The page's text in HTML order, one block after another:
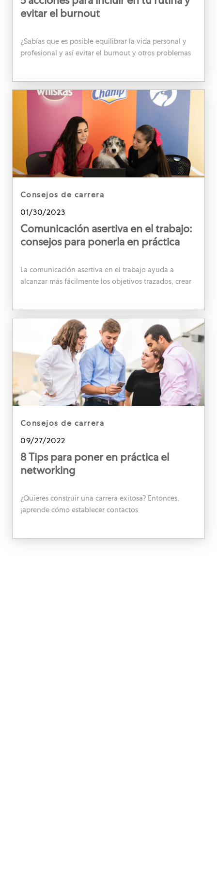
5 acciones para incluir en tu rutina y
evitar el burnout
¿Sabías que es posible equilibrar la vida personal y
profesional y así evitar el burnout y otros problemas
category
consejos de carrera
Posted date
01/30/2023
Comunicación asertiva en el trabajo:
consejos para ponerla en práctica
La comunicación asertiva en el trabajo ayuda a
alcanzar más fácilmente los objetivos trazados, crear
category
consejos de carrera
Posted date
09/27/2022
8 Tips para poner en práctica el
networking
¿Quieres construir una carrera exitosa? Entonces,
¡aprende cómo establecer contactos